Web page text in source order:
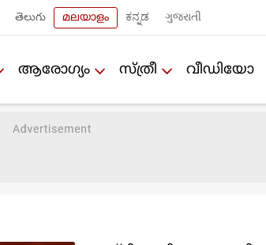
తెలుగు മലയാളം ಕನ್ನಡ ગુજરાતી
ആരോഗ്യം സ്ത്രീ വീഡിയോ